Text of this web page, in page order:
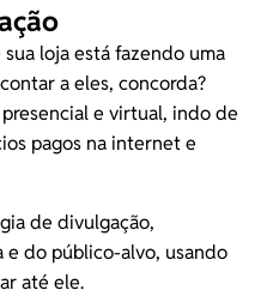
loja está fazendo uma
a eles, concorda?
e virtual, indo de
pagos na internet e
de divulgação,
do público-alvo, usando
até ele.